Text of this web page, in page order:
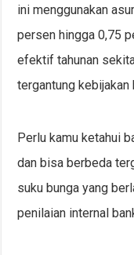
ini menggunakan
persen hingga 0,75
efektif tahunan
tergantung kebijakan
Perlu kamu ketahui
dan bisa berbeda
suku bunga yang
penilaian internal